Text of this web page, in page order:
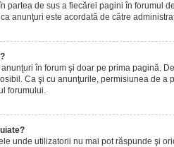
partea de sus a fiecărei pagini în forumul
anunţuri este acordată de către
în forum şi doar pe prima pagină.
Ca şi cu anunţurile, permisiunea de a
forumului.
unde utilizatorii nu mai pot răspunde şi